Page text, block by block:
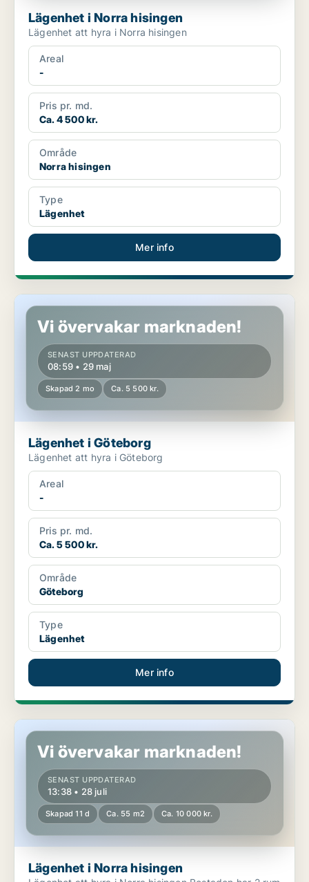
Lägenhet i Norra hisingen
Lägenhet att hyra i Norra hisingen
Areal
-
Pris pr. md.
Ca. 4 500 kr.
Område
Norra hisingen
Type
Lägenhet
Mer info
Lägenhet i Göteborg
Vi övervakar marknaden!
SENAST UPPDATERAD
08:59 • 29 maj
Skapad 2 mo Ca. 5 500 kr.
Lägenhet i Göteborg
Lägenhet att hyra i Göteborg
Areal
-
Pris pr. md.
Ca. 5 500 kr.
Område
Göteborg
Type
Lägenhet
Mer info
Lägenhet i Norra hisingen
Vi övervakar marknaden!
SENAST UPPDATERAD
13:38 • 28 juli
Skapad 11 d Ca. 55 m2 Ca. 10 000 kr.
Lägenhet i Norra hisingen